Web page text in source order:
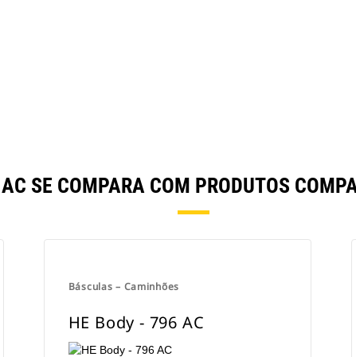
SE COMPARA COM PRODUTOS
Básculas – Caminhões
HE Body - 796 AC